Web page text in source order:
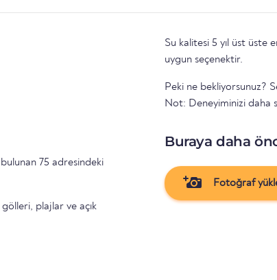
75 adresindeki
plajlar ve açık
Su kalitesi 5 yıl üst üste
uygun seçenektir.
Peki ne bekliyorsunuz?
Not: Deneyiminizi daha
Buraya daha
Fotoğraf